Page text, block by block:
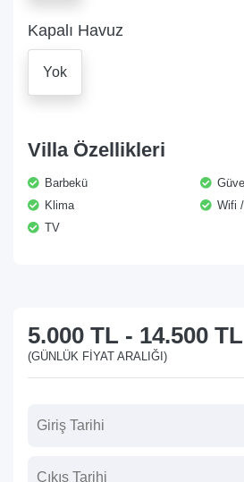
Kapalı Havuz
Yok
Villa Özellikleri
Barbekü
Klima
Wifi
TV
5.000 TL - 14.500 TL
(GÜNLÜK FIYAT ARALIĞI)